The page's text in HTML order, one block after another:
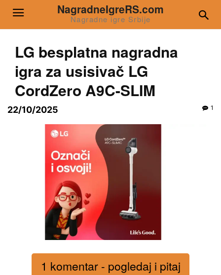
NagradneIgreRS.com
Nagradne igre Srbije
LG besplatna nagradna
igra za usisivač LG
CordZero A9C-SLIM
22/10/2025 1
1 komentar - pogledaj i pitaj